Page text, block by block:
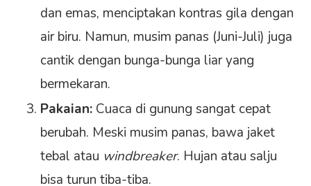
dan emas, menciptakan kontras gila dengan
air biru. Namun, musim panas (Juni-Juli) juga
cantik dengan bunga-bunga liar yang
bermekaran.
Pakaian: Cuaca di gunung sangat cepat
berubah. Meski musim panas, bawa jaket
tebal atau windbreaker. Hujan atau salju
bisa turun tiba-tiba.